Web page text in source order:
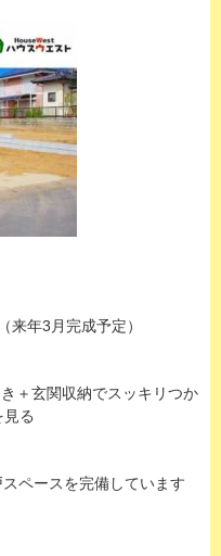
来年3月完成予定）
＋玄関収納でスッキリつか
る
ペースを完備しています